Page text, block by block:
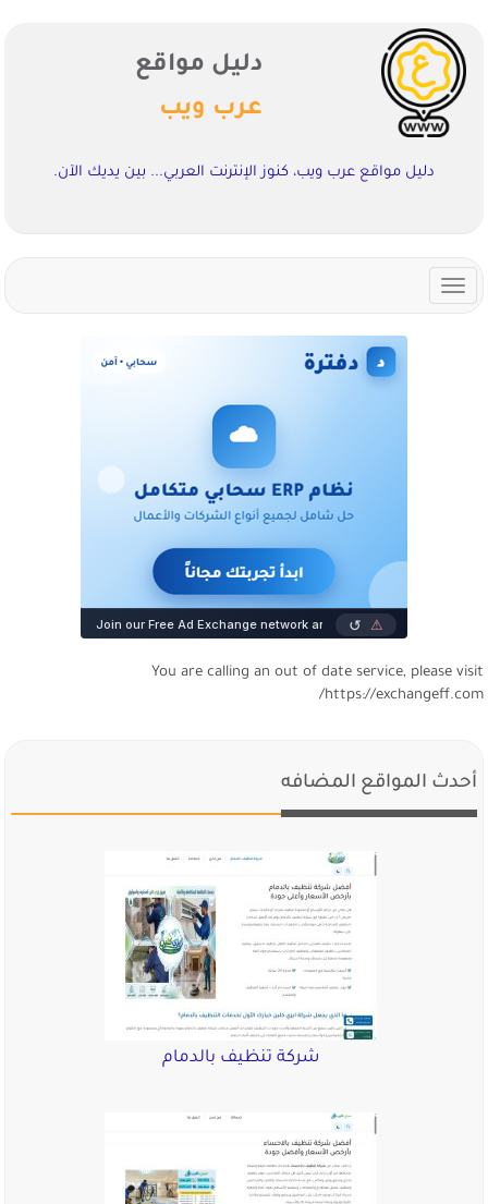
دليل مواقع
عرب ويب
دليل مواقع عرب ويب، كنوز الإنترنت العربي... بين يديك الآن.
Toggle
navigation
You are calling an out of date service, please visit
https://exchangeff.com/
أحدث المواقع المضافه
شركة تنظيف بالدمام